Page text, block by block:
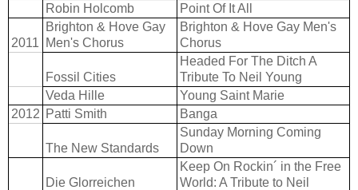
Robin Holcomb
Point Of It All
2011
Brighton & Hove Gay
Men's Chorus
Brighton & Hove Gay Men's
Chorus
Fossil Cities
Headed For The Ditch A
Tribute To Neil Young
Veda Hille
Young Saint Marie
2012 Patti Smith Banga
The New Standards
Sunday Morning Coming
Down
Die Glorreichen
Keep On Rockin´ in the Free
World: A Tribute to Neil